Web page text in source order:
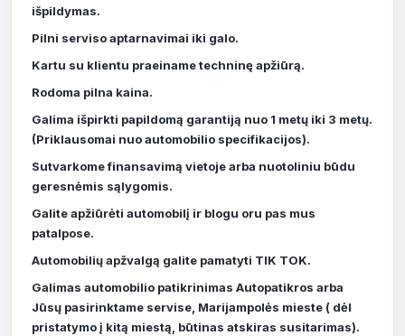
išpildymas.
Pilni serviso aptarnavimai iki galo.
Kartu su klientu praeiname techninę apžiūrą.
Rodoma pilna kaina.
Galima išpirkti papildomą garantiją nuo 1 metų iki 3 metų.
(Priklausomai nuo automobilio specifikacijos).
Sutvarkome finansavimą vietoje arba nuotoliniu būdu
geresnėmis sąlygomis.
Galite apžiūrėti automobilį ir blogu oru pas mus
patalpose.
Automobilių apžvalgą galite pamatyti TIK TOK.
Galimas automobilio patikrinimas Autopatikros arba
Jūsų pasirinktame servise, Marijampolės mieste ( dėl
pristatymo į kitą miestą, būtinas atskiras susitarimas).